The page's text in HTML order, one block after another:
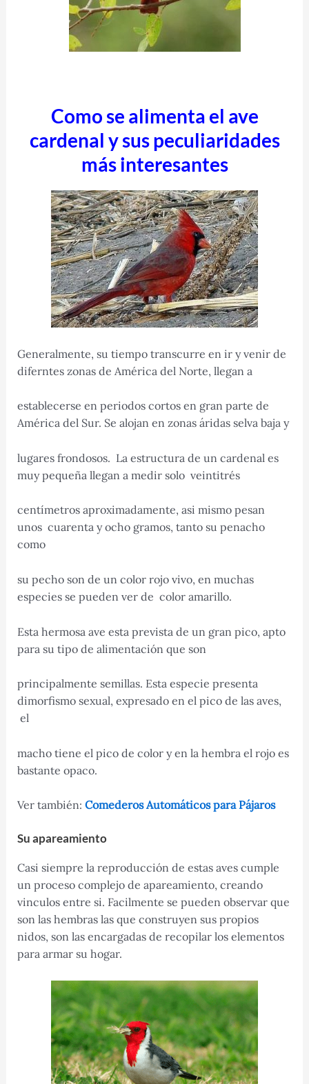
Como se alimenta el ave
cardenal y sus peculiaridades
más interesantes
Generalmente, su tiempo transcurre en ir y venir de
diferntes zonas de América del Norte, llegan a
establecerse en periodos cortos en gran parte de
América del Sur. Se alojan en zonas áridas selva baja y
lugares frondosos. La estructura de un cardenal es
muy pequeña llegan a medir solo veintitrés
centímetros aproximadamente, asi mismo pesan
unos cuarenta y ocho gramos, tanto su penacho
como
su pecho son de un color rojo vivo, en muchas
especies se pueden ver de color amarillo.
Esta hermosa ave esta prevista de un gran pico, apto
para su tipo de alimentación que son
principalmente semillas. Esta especie presenta
dimorfismo sexual, expresado en el pico de las aves,
el
macho tiene el pico de color y en la hembra el rojo es
bastante opaco.
Ver también: Comederos Automáticos para Pájaros
Su apareamiento
Casi siempre la reproducción de estas aves cumple
un proceso complejo de apareamiento, creando
vinculos entre si. Facilmente se pueden observar que
son las hembras las que construyen sus propios
nidos, son las encargadas de recopilar los elementos
para armar su hogar.